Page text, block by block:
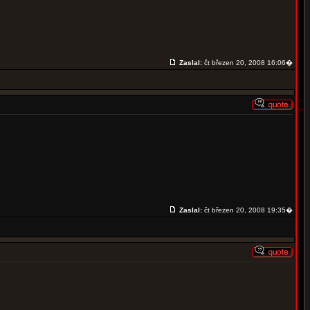
Zaslal: čt březen 20, 2008 16:06�
Zaslal: čt březen 20, 2008 19:35�